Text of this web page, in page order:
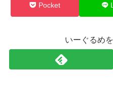
Pocket
いーぐるめ